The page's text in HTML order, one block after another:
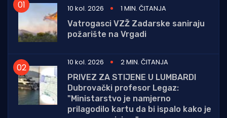
10 kol. 2026
1 MIN. ČITANJA
Vatrogasci VZŽ Zadarske saniraju
požarište na Vrgadi
10 kol. 2026
2 MIN. ČITANJA
PRIVEZ ZA STIJENE U LUMBARDI
Dubrovački profesor Legaz:
"Ministarstvo je namjerno
prilagodilo kartu da bi ispalo kako je